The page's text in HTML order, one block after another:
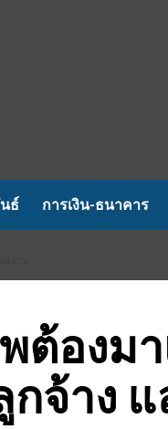
ธ์ การเงิน-ธนาคาร
ต้องม
จ้าง